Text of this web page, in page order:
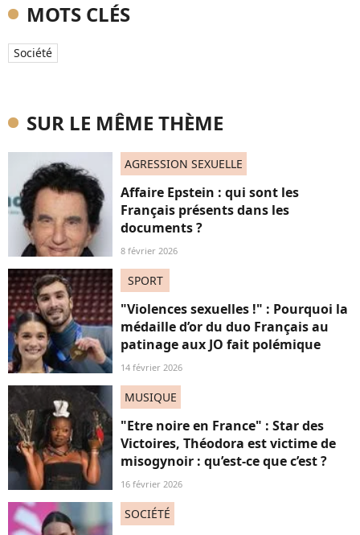
MOTS CLÉS
Société
SUR LE MÊME THÈME
AGRESSION SEXUELLE
Affaire Epstein : qui sont les
Français présents dans les
documents ?
8 février 2026
SPORT
"Violences sexuelles !" : Pourquoi la
médaille d’or du duo Français au
patinage aux JO fait polémique
14 février 2026
MUSIQUE
"Etre noire en France" : Star des
Victoires, Théodora est victime de
misogynoir : qu’est-ce que c’est ?
16 février 2026
SOCIÉTÉ